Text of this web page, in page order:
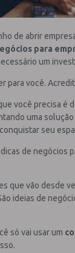
de abrir
para
um
para você.
você precisa é
uma
seu
de negócios
que vão desde
ideias de
só vai usar um